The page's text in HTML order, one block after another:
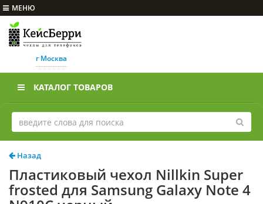
МЕНЮ
г Москва
КАТАЛОГ ТОВАРОВ
Назад
Пластиковый чехол Nillkin Super
frosted для Samsung Galaxy Note 4